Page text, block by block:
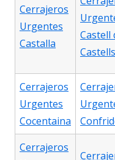
Cerrajeros
Urgentes
Castalla
Castell
Castells
Cerrajeros
Urgentes
Cocentaina
Cerrajeros